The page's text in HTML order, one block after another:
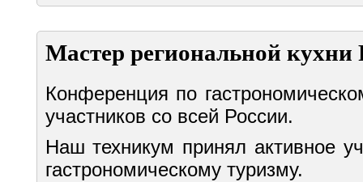
Мастер региональной
Конференция по
участников со всей России.
Наш техникум принял активное
гастрономическому туризму.